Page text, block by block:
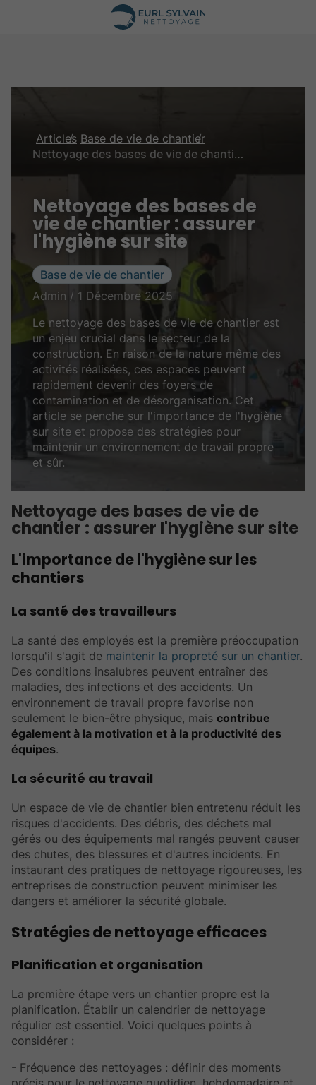
Articles Base de vie de chantier
Nettoyage des bases de vie de chantier : assurer l'hygiène sur site
Nettoyage des bases de
vie de chantier : assurer
l'hygiène sur site
Base de vie de chantier
Admin / 1 Décembre 2025
Le nettoyage des bases de vie de chantier est
un enjeu crucial dans le secteur de la
construction. En raison de la nature même des
activités réalisées, ces espaces peuvent
rapidement devenir des foyers de
contamination et de désorganisation. Cet
article se penche sur l'importance de l'hygiène
sur site et propose des stratégies pour
maintenir un environnement de travail propre
et sûr.
Nettoyage des bases de vie de
chantier : assurer l'hygiène sur site
L'importance de l'hygiène sur les
chantiers
La santé des travailleurs
La santé des employés est la première préoccupation
lorsqu'il s'agit de maintenir la propreté sur un chantier.
Des conditions insalubres peuvent entraîner des
maladies, des infections et des accidents. Un
environnement de travail propre favorise non
seulement le bien-être physique, mais contribue
également à la motivation et à la productivité des
équipes.
La sécurité au travail
Un espace de vie de chantier bien entretenu réduit les
risques d'accidents. Des débris, des déchets mal
gérés ou des équipements mal rangés peuvent causer
des chutes, des blessures et d'autres incidents. En
instaurant des pratiques de nettoyage rigoureuses, les
entreprises de construction peuvent minimiser les
dangers et améliorer la sécurité globale.
Stratégies de nettoyage efficaces
Planification et organisation
La première étape vers un chantier propre est la
planification. Établir un calendrier de nettoyage
régulier est essentiel. Voici quelques points à
considérer :
- Fréquence des nettoyages : définir des moments